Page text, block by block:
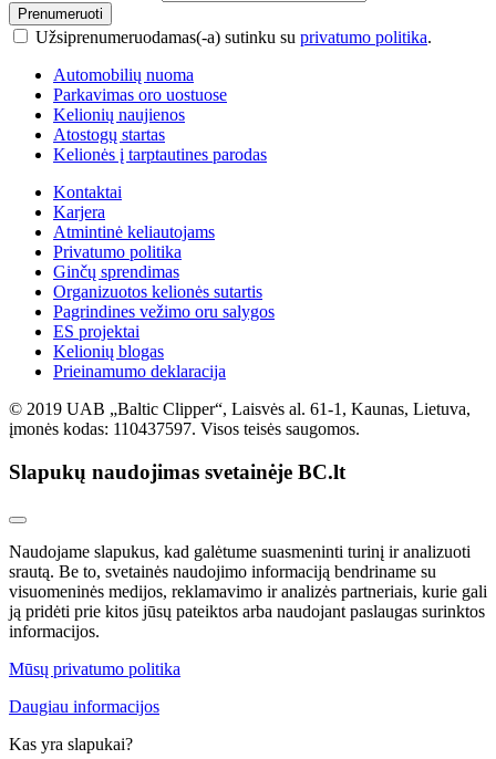
Prenumeruoti
Užsiprenumeruodamas(-a) sutinku su privatumo politika.
Automobilių nuoma
Parkavimas oro uostuose
Kelionių naujienos
Atostogų startas
Kelionės į tarptautines parodas
Kontaktai
Karjera
Atmintinė keliautojams
Privatumo politika
Ginčų sprendimas
Organizuotos kelionės sutartis
Pagrindines vežimo oru salygos
ES projektai
Kelionių blogas
Prieinamumo deklaracija
© 2019 UAB „Baltic Clipper“, Laisvės al. 61-1, Kaunas, Lietuva,
įmonės kodas: 110437597. Visos teisės saugomos.
Slapukų naudojimas svetainėje BC.lt
Naudojame slapukus, kad galėtume suasmeninti turinį ir analizuoti
srautą. Be to, svetainės naudojimo informaciją bendriname su
visuomeninės medijos, reklamavimo ir analizės partneriais, kurie gali
ją pridėti prie kitos jūsų pateiktos arba naudojant paslaugas surinktos
informacijos.
Mūsų privatumo politika
Daugiau informacijos
Kas yra slapukai?